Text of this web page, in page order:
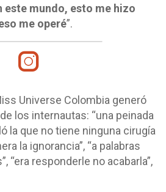
este mundo, esto me hizo
me operé”.
Universe Colombia generó
los internautas: “una peinada
la que no tiene ninguna cirugía
la ignorancia”, “a palabras
“era responderle no acabarla”,